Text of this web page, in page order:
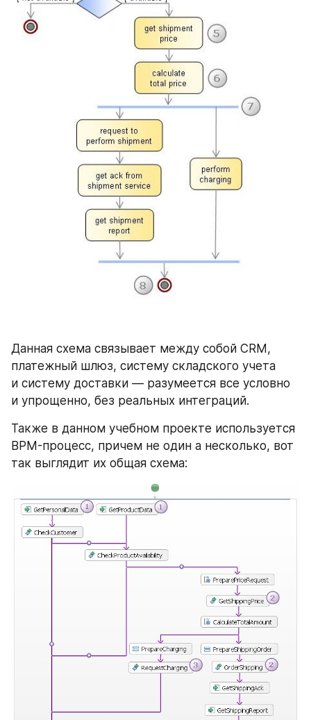
Данная схема связывает между собой CRM,
платежный шлюз, систему складского учета
и систему доставки — разумеется все условно
и упрощенно, без реальных интеграций.
Также в данном учебном проекте используется
BPM-процесс, причем не один а несколько, вот
так выглядит их общая схема: